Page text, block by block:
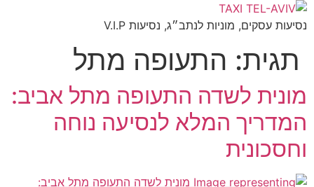
דלג
לתוכן
נסיעות עסקים, מוניות לנתב״ג, נסיעות V.I.P
תגית: התעופה מתל
מונית לשדה התעופה מתל אביב:
המדריך המלא לנסיעה נוחה
וחסכונית